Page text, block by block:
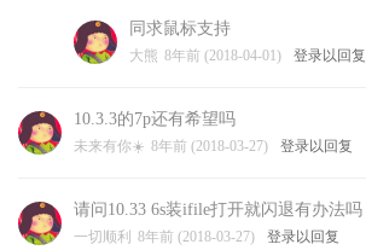
同求鼠标支持
大熊 8年前 (2018-04-01) 登录以回复
10.3.3的7p还有希望吗
未来有你☀️ 8年前 (2018-03-27) 登录以回复
请问10.33 6s装ifile打开就闪退有办法吗
一切顺利 8年前 (2018-03-27) 登录以回复